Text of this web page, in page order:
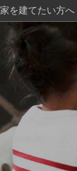
家を建てたい方へ